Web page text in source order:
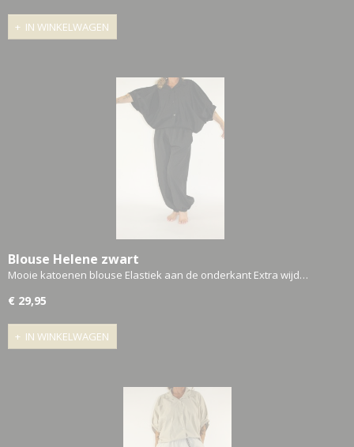
IN WINKELWAGEN
Blouse Helene zwart
Mooie katoenen blouse Elastiek aan de onderkant Extra wijd…
€ 29,95
IN WINKELWAGEN